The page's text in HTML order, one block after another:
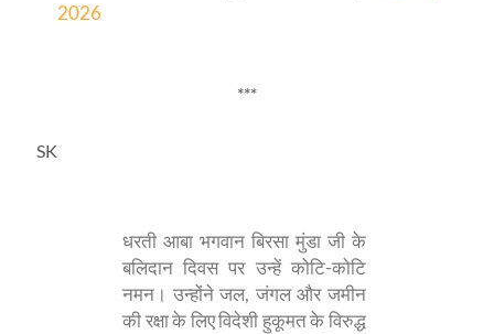
2026
***
SK
धरती आबा भगवान बिरसा मुंडा जी के
बलिदान दिवस पर उन्हें कोटि-कोटि
नमन। उन्होंने जल, जंगल और जमीन
की रक्षा के लिए विदेशी हुकूमत के विरुद्ध